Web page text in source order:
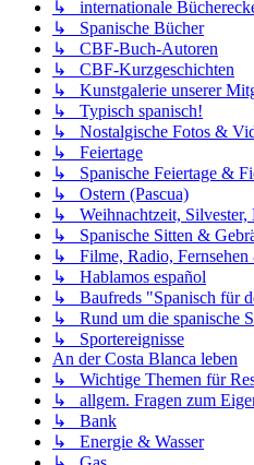
↳ internationale
↳ Spanische Bücher
↳ CBF-Buch-Autoren
↳ CBF-Kurzgeschichten
↳ Kunstgalerie unserer
↳ Typisch spanisch!
↳ Nostalgische Fotos &
↳ Feiertage
↳ Spanische Feiertage &
↳ Ostern (Pascua)
↳ Weihnachtzeit, Silvester,
↳ Spanische Sitten &
↳ Filme, Radio, Fernsehen
↳ Hablamos español
↳ Baufreds "Spanisch für
↳ Rund um die spanische
↳ Sportereignisse
An der Costa Blanca leben
↳ Wichtige Themen für
↳ allgem. Fragen zum
↳ Bank
↳ Energie & Wasser